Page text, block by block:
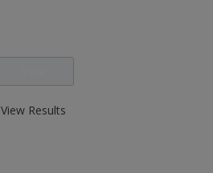
View Results